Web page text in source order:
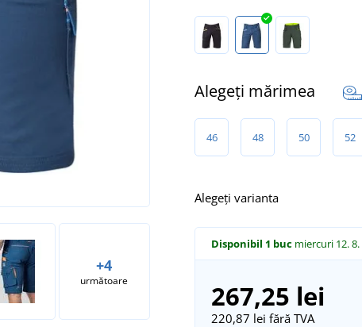
+4
următoare
Alegeți mărimea
46 48 50 52
Alegeți varianta
Disponibil 1 buc miercuri 12. 8.
267,25 lei
220,87 lei fără TVA